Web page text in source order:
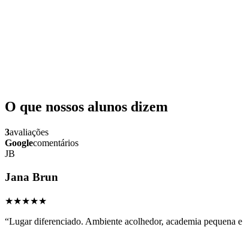
O que nossos alunos dizem
3avaliações
Googlecomentários
JB
Jana Brun
★★★★★
“Lugar diferenciado. Ambiente acolhedor, academia pequena